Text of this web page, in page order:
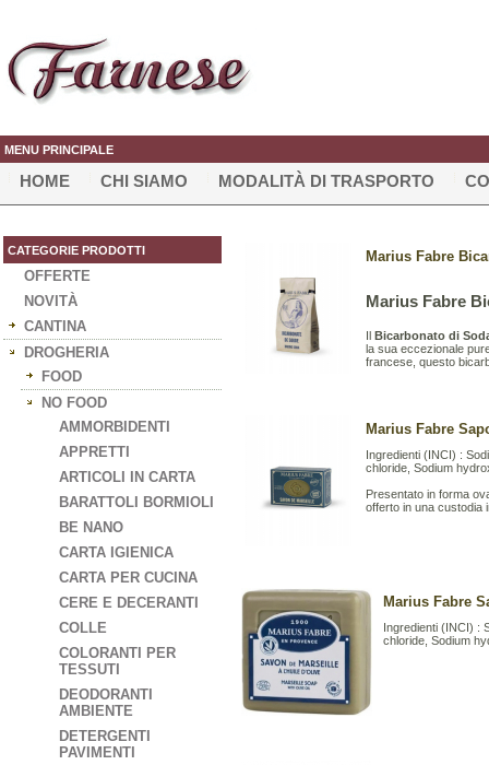
MENU PRINCIPALE
HOME CHI SIAMO MODALITÀ DI TRASPORTO
CATEGORIE PRODOTTI
OFFERTE
NOVITÀ
CANTINA
DROGHERIA
FOOD
NO FOOD
AMMORBIDENTI
APPRETTI
ARTICOLI IN CARTA
BARATTOLI BORMIOLI
BE NANO
CARTA IGIENICA
CARTA PER CUCINA
CERE E DECERANTI
COLLE
COLORANTI PER
TESSUTI
DEODORANTI
AMBIENTE
DETERGENTI
PAVIMENTI
Marius Fabre
Marius Fabre
Il Bicarbonato di
la sua eccezionale
francese, questo
Marius Fabre
Ingredienti (INCI) :
chloride, Sodium
Presentato in forma
offerto in una custodia
Marius Fabre
Ingredienti (INCI) :
chloride, Sodium